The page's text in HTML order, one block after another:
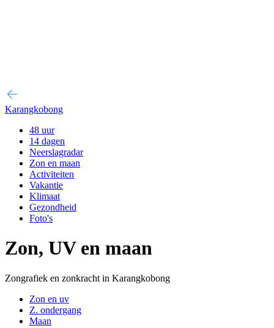
Karangkobong
48 uur
14 dagen
Neerslagradar
Zon en maan
Activiteiten
Vakantie
Klimaat
Gezondheid
Foto's
Zon, UV en maan
Zongrafiek en zonkracht in Karangkobong
Zon en uv
Z. ondergang
Maan